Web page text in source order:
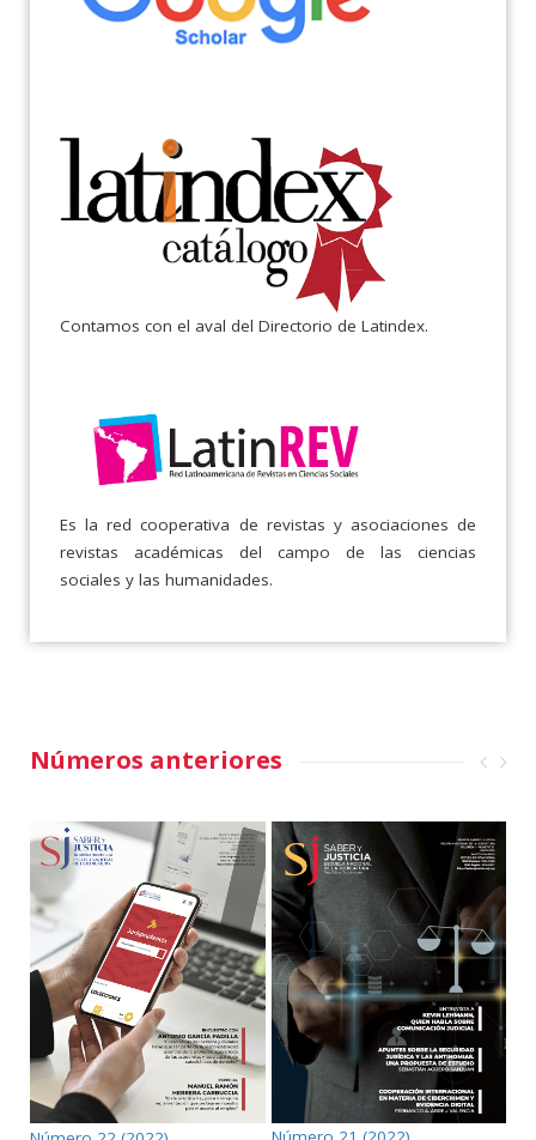
Contamos con el aval del Directorio de Latindex.
Es la red cooperativa de revistas y asociaciones de
revistas académicas del campo de las ciencias
sociales y las humanidades.
Números anteriores